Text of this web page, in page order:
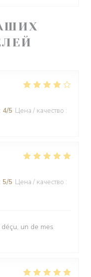
: 4/5 Цена / качество :
: 5/5 Цена / качество :
un de mes